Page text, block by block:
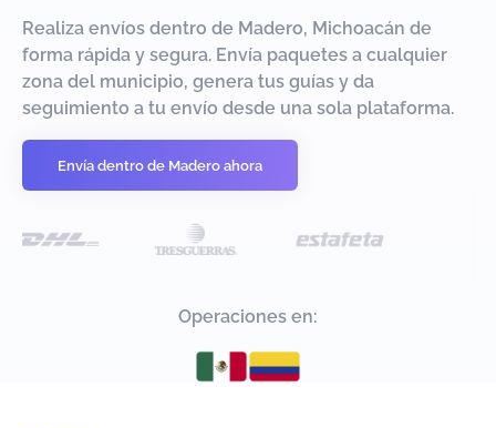
Realiza envíos dentro de Madero, Michoacán de
forma rápida y segura. Envía paquetes a cualquier
zona del municipio, genera tus guías y da
seguimiento a tu envío desde una sola plataforma.
Envía dentro de Madero ahora
Operaciones en: